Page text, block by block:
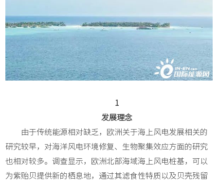
1
发展理念
由于传统能源相对缺乏，欧洲关于海上风电发展相关的
研究较早，对海洋风电环境修复、生物聚集效应方面的研究
也相对较多。调查显示，欧洲北部海域海上风电桩基，可以
为紫贻贝提供新的栖息地，通过其滤食性特质以及贝壳残留